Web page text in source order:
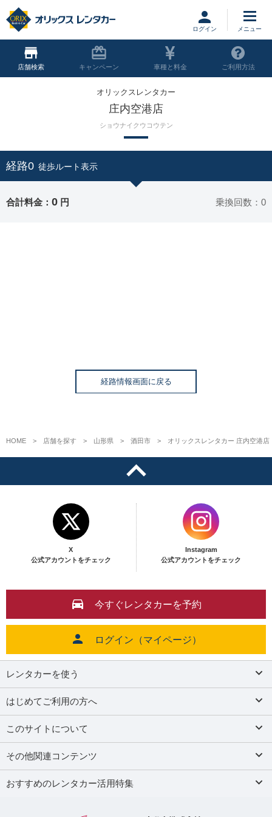
ログイン
店舗 キャンペーン 車種と料金 ご利用方法
オリックスレンタカー
庄内空港店
ショウナイクウコウテン
経路0 徒歩ルート表示
合計料金： 0 円 乗換回数：0
経路情報画面に戻る
HOME 店舗を探す 山形県 酒田市 オリックスレンタカー 庄内空港店
X
公式アカウントをチェック
Instagram
公式アカウントをチェック
今すぐレンタカーを予約
ログイン（マイページ）
レンタカーを使う
はじめてご利用の方へ
このサイトについて
その他関連コンテンツ
おすすめのレンタカー活用特集